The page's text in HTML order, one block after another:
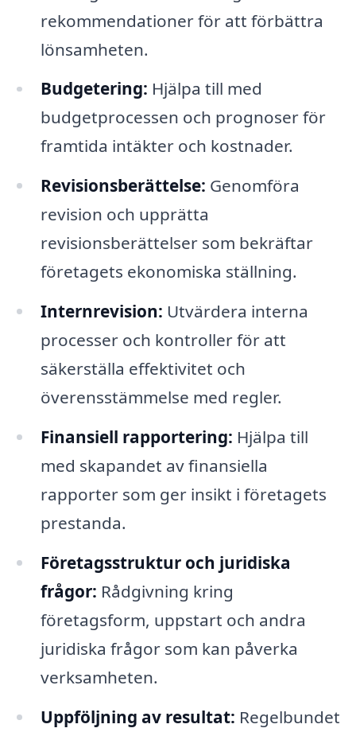
rekommendationer för att förbättra
lönsamheten.
Budgetering: Hjälpa till med
budgetprocessen och prognoser för
framtida intäkter och kostnader.
Revisionsberättelse: Genomföra
revision och upprätta
revisionsberättelser som bekräftar
företagets ekonomiska ställning.
Internrevision: Utvärdera interna
processer och kontroller för att
säkerställa effektivitet och
överensstämmelse med regler.
Finansiell rapportering: Hjälpa till
med skapandet av finansiella
rapporter som ger insikt i företagets
prestanda.
Företagsstruktur och juridiska
frågor: Rådgivning kring
företagsform, uppstart och andra
juridiska frågor som kan påverka
verksamheten.
Uppföljning av resultat: Regelbundet